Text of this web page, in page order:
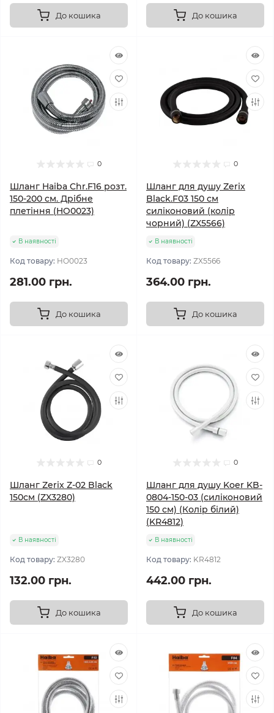
До кошика До кошика
0
Шланг Haiba Chr.F16 розт.
150-200 см. Дрібне
плетіння (HO0023)
В наявності
Код товару: HO0023
281.00 грн.
До кошика
0
Шланг для душу Zerix
Black.F03 150 см
силіконовий (колір
чорний) (ZX5566)
В наявності
Код товару: ZX5566
364.00 грн.
До кошика
0
Шланг Zerix Z-02 Black
150см (ZX3280)
В наявності
Код товару: ZX3280
132.00 грн.
До кошика
0
Шланг для душу Koer KB-
0804-150-03 (силіконовий
150 см) (Колір білий)
(KR4812)
В наявності
Код товару: KR4812
442.00 грн.
До кошика